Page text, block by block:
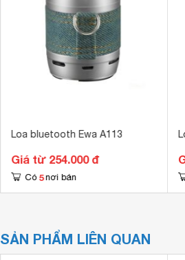
Loa bluetooth Ewa A113
Giá từ 254.000 đ
Có 5 nơi bán
SẢN PHẨM LIÊN QUAN